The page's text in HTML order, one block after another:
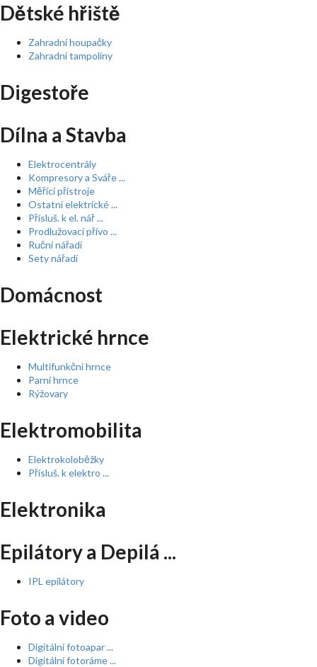
Dětské hřiště
Zahradní houpačky
Zahradní tampolíny
Digestoře
Dílna a Stavba
Elektrocentrály
Kompresory a Sváře ...
Měřící přístroje
Ostatní elektrické ...
Přísluš. k el. nář ...
Prodlužovací přívo ...
Ruční nářadí
Sety nářadí
Domácnost
Elektrické hrnce
Multifunkční hrnce
Parní hrnce
Rýžovary
Elektromobilita
Elektrokoloběžky
Přísluš. k elektro ...
Elektronika
Epilátory a Depilá ...
IPL epilátory
Foto a video
Digitální fotoapar ...
Digitální fotoráme ...